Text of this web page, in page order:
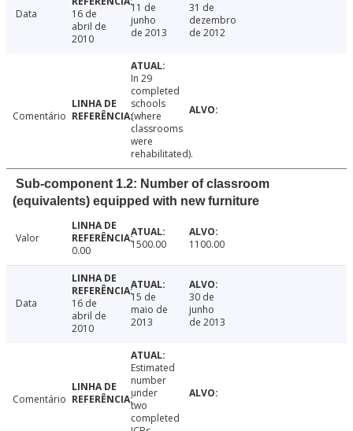
Data
16 de
abril de
2010
11 de
junho
de 2013
31 de
dezembro
de 2012
Comentário
In 29
completed
schools
(where
classrooms
were
rehabilitated).
Sub-component 1.2: Number of classroom
(equivalents) equipped with new furniture
Valor
0.00
1500.00 1100.00
Data
16 de
abril de
2010
15 de
maio de
2013
30 de
junho
de 2013
Comentário
Estimated
number
under
two
completed